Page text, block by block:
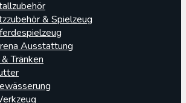
& Spielzeug
Ausstattung
Tränken